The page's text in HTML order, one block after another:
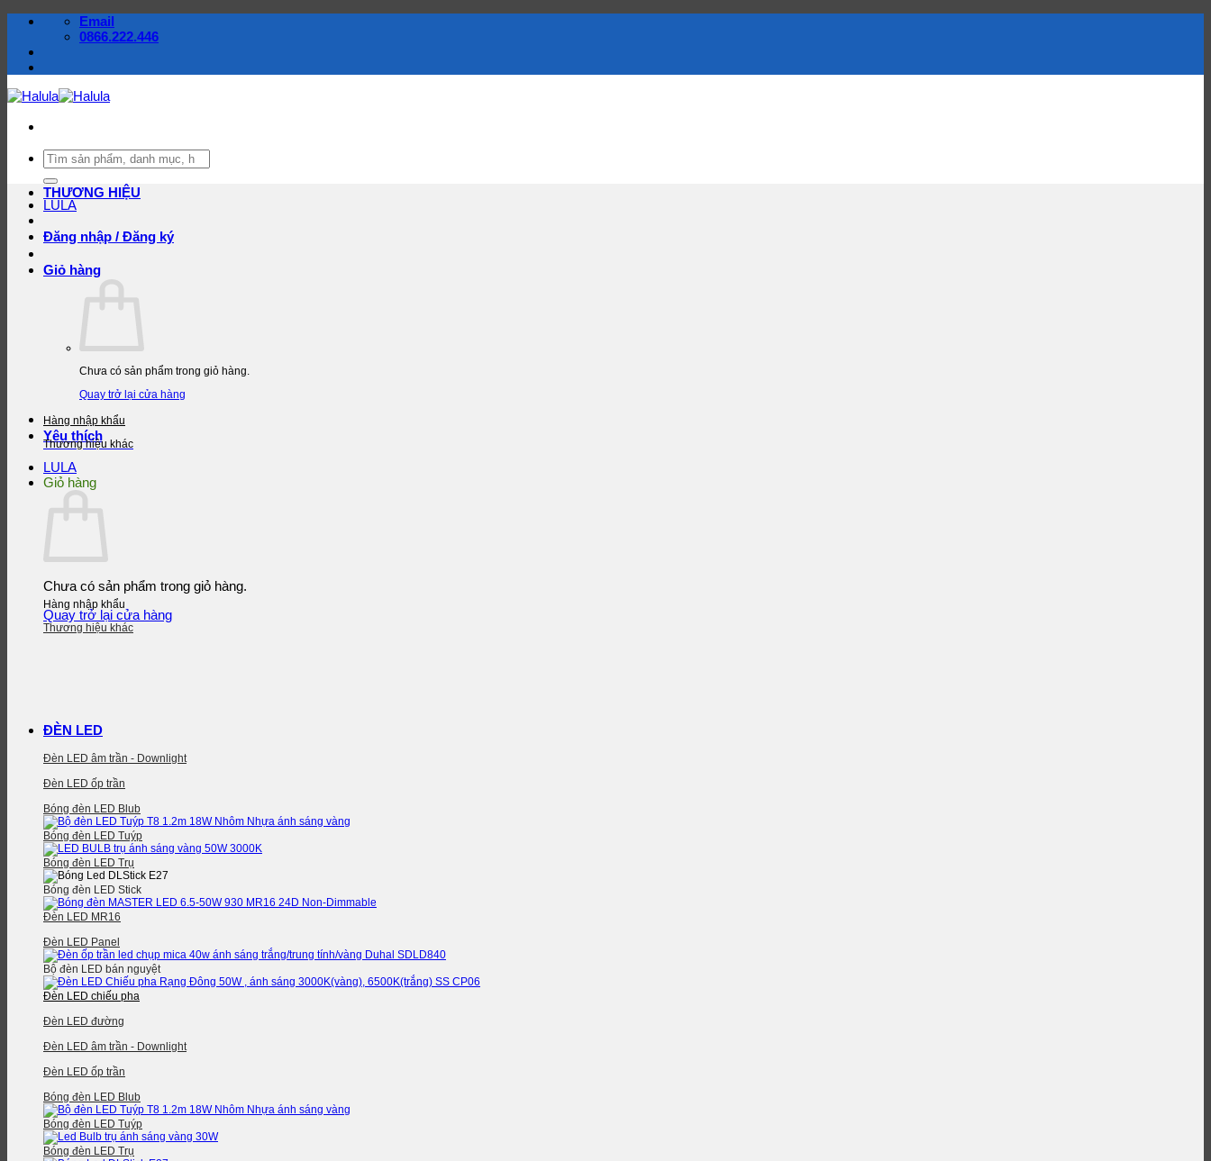
dung
Email
0866.222.446
Tìm
kiếm:
LULA
Đăng nhập / Đăng ký
Giỏ hàng
Chưa có sản phẩm trong giỏ hàng.
Quay trở lại cửa hàng
Yêu thích
LULA
Giỏ hàng
Chưa có sản phẩm trong giỏ hàng.
Quay trở lại cửa hàng
THƯƠNG HIỆU
Hàng nhập khẩu
Thương hiệu khác
Hàng nhập khẩu
Thương hiệu khác
ĐÈN LED
Đèn LED âm trần - Downlight
Đèn LED ốp trần
Bóng đèn LED Blub
Bóng đèn LED Tuýp
Bóng đèn LED Trụ
Bóng đèn LED Stick
Đèn LED MR16
Đèn LED Panel
Bộ đèn LED bán nguyệt
Đèn LED chiếu pha
Đèn LED đường
Đèn LED âm trần - Downlight
Đèn LED ốp trần
Bóng đèn LED Blub
Bóng đèn LED Tuýp
Bóng đèn LED Trụ